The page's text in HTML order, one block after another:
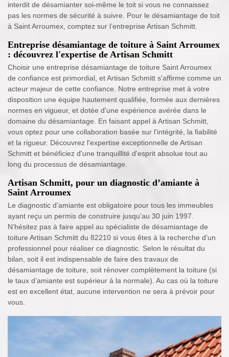
interdit de désamianter soi-même le toit si vous ne connaissez
pas les normes de sécurité à suivre. Pour le désamiantage de toit
à Saint Arroumex, comptez sur l’entreprise Artisan Schmitt.
Entreprise désamiantage de toiture à Saint Arroumex
: découvrez l'expertise de Artisan Schmitt
Choisir une entreprise désamiantage de toiture Saint Arroumex
de confiance est primordial, et Artisan Schmitt s'affirme comme un
acteur majeur de cette confiance. Notre entreprise met à votre
disposition une équipe hautement qualifiée, formée aux dernières
normes en vigueur, et dotée d'une expérience avérée dans le
domaine du désamiantage. En faisant appel à Artisan Schmitt,
vous optez pour une collaboration basée sur l'intégrité, la fiabilité
et la rigueur. Découvrez l'expertise exceptionnelle de Artisan
Schmitt et bénéficiez d'une tranquillité d'esprit absolue tout au
long du processus de désamiantage.
Artisan Schmitt, pour un diagnostic d’amiante à
Saint Arroumex
Le diagnostic d’amiante est obligatoire pour tous les immeubles
ayant reçu un permis de construire jusqu’au 30 juin 1997.
N’hésitez pas à faire appel au spécialiste de désamiantage de
toiture Artisan Schmitt du 82210 si vous êtes à la recherche d’un
professionnel pour réaliser ce diagnostic. Selon le résultat du
bilan, soit il est indispensable de faire des travaux de
désamiantage de toiture, soit rénover complètement la toiture (si
le taux d’amiante est supérieur à la normale). Au cas où la toiture
est en excellent état, aucune intervention ne sera à prévoir pour
vous.